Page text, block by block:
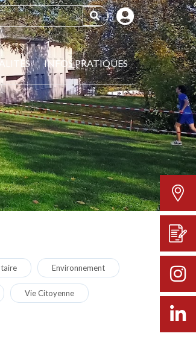
INFOS PRATIQUES
Environnement
Vie Citoyenne